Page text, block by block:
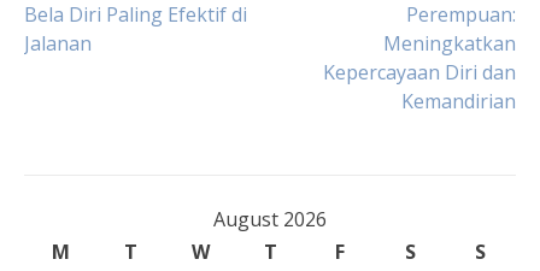
navigation
Bela Diri Paling Efektif di
Jalanan
Perempuan:
Meningkatkan
Kepercayaan Diri dan
Kemandirian
August 2026
M
T W T F S
S